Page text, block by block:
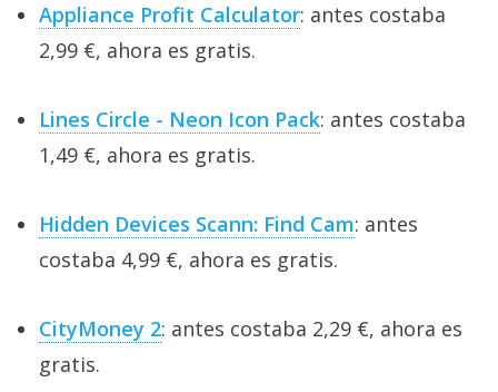
Appliance Profit Calculator: antes costaba
2,99 €, ahora es gratis.
Lines Circle - Neon Icon Pack: antes costaba
1,49 €, ahora es gratis.
Hidden Devices Scann: Find Cam: antes
costaba 4,99 €, ahora es gratis.
CityMoney 2: antes costaba 2,29 €, ahora es
gratis.